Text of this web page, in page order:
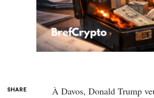
SHARE
À Davos, Donald Trump